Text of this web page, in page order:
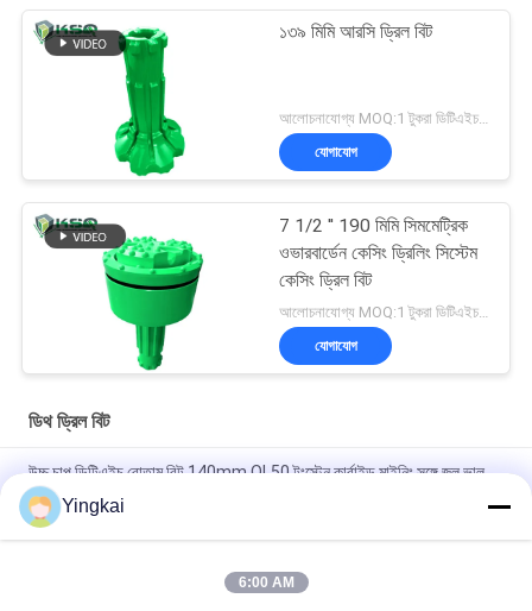
১৩৯ মিমি আরসি ড্রিল বিট
আলোচনাযোগ্য MOQ:1 টুকরা ডিটিএইচ বোতাম ড্রিল বিট
যোগাযোগ
7 1/2 '' 190 মিমি সিমমেট্রিক
ওভারবার্ডেন কেসিং ড্রিলিং সিস্টেম
কেসিং ড্রিল বিট
আলোচনাযোগ্য MOQ:1 টুকরা ডিটিএইচ বোতাম ড্রিল বিট
যোগাযোগ
ডিথ ড্রিল বিট
উচ্চ চাপ ডিটিএইচ বোতাম বিট 140mm QL50 টংস্টেন কার্বাইড মাইনিং সঙ্গে জল ভাল
খনির জন্য হ্যামার
কম বায়ু চাপ CIR150 জ্যাক হ্যামার বিট এবং হোল রক ড্রিলিং জন্য হ্যামার
ডিটিএইচ বোতাম বিট 76 মিমি বিআর 2 মধ্য নিম্ন বায়ু চাপ ডিটিএইচ হ্যামার খনন করার
Yingkai
6:00 AM